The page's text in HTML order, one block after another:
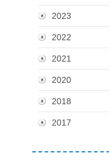
2023
2022
2021
2020
2018
2017